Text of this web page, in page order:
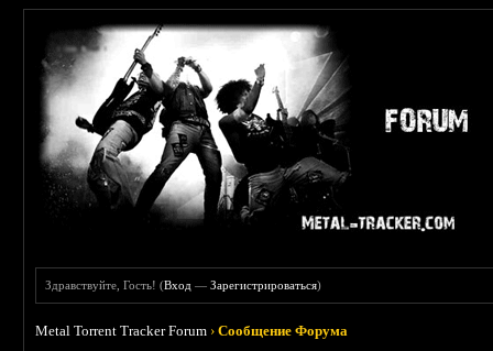
Здравствуйте, Гость! (Вход —Зарегистрироваться)
Metal Torrent Tracker Forum ›Сообщение Форума